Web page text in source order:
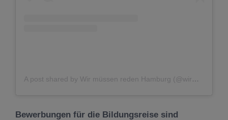
A post shared by Wir müssen reden Hamburg (@wirmuessenreden.hh)
Bewerbungen für die Bildungsreise sind